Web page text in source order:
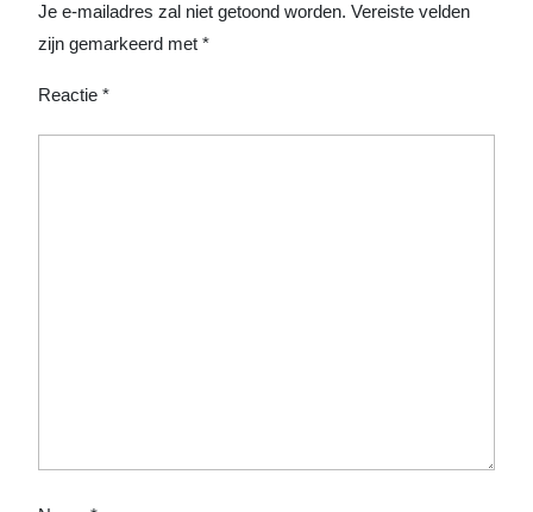
Je e-mailadres zal niet getoond worden. Vereiste velden
zijn gemarkeerd met *
Reactie *